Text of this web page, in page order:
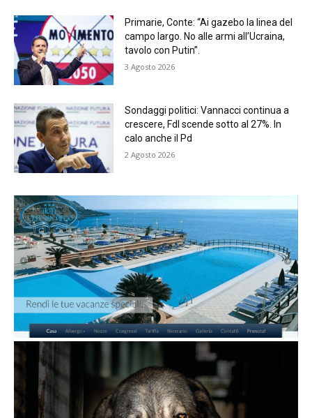
Primarie, Conte: “Ai gazebo la linea del
campo largo. No alle armi all’Ucraina,
tavolo con Putin”.
3 Agosto 2026
Sondaggi politici: Vannacci continua a
crescere, FdI scende sotto al 27%. In
calo anche il Pd
2 Agosto 2026